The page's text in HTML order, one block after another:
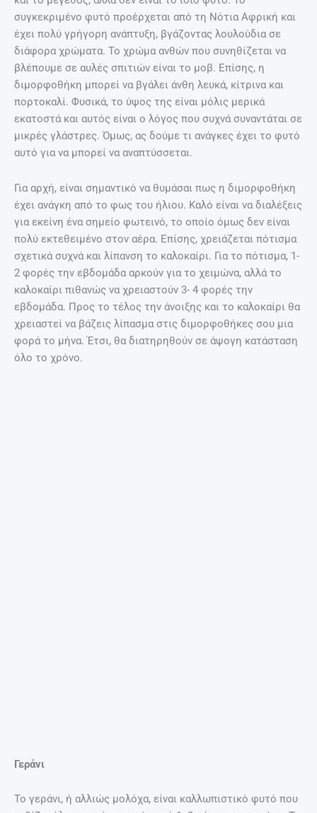
συγκεκριμένο φυτό προέρχεται από τη Νότια Αφρική και
έχει πολύ γρήγορη ανάπτυξη, βγάζοντας λουλούδια σε
διάφορα χρώματα. Το χρώμα ανθών που συνηθίζεται να
βλέπουμε σε αυλές σπιτιών είναι το μοβ. Επίσης, η
διμορφοθήκη μπορεί να βγάλει άνθη λευκά, κίτρινα και
πορτοκαλί. Φυσικά, το ύψος της είναι μόλις μερικά
εκατοστά και αυτός είναι ο λόγος που συχνά συναντάται σε
μικρές γλάστρες. Όμως, ας δούμε τι ανάγκες έχει το φυτό
αυτό για να μπορεί να αναπτύσσεται.
Για αρχή, είναι σημαντικό να θυμάσαι πως η διμορφοθήκη
έχει ανάγκη από το φως του ήλιου. Καλό είναι να διαλέξεις
για εκείνη ένα σημείο φωτεινό, το οποίο όμως δεν είναι
πολύ εκτεθειμένο στον αέρα. Επίσης, χρειάζεται πότισμα
σχετικά συχνά και λίπανση το καλοκαίρι. Για το πότισμα, 1-
2 φορές την εβδομάδα αρκούν για το χειμώνα, αλλά το
καλοκαίρι πιθανώς να χρειαστούν 3- 4 φορές την
εβδομάδα. Προς το τέλος την άνοιξης και το καλοκαίρι θα
χρειαστεί να βάζεις λίπασμα στις διμορφοθήκες σου μια
φορά το μήνα. Έτσι, θα διατηρηθούν σε άψογη κατάσταση
όλο το χρόνο.
Γεράνι
Το γεράνι, ή αλλιώς μολόχα, είναι καλλωπιστικό φυτό που